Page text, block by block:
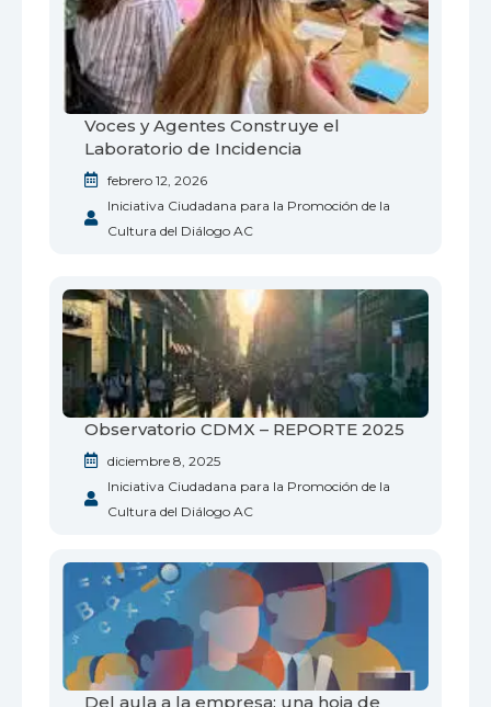
Voces y Agentes Construye el
Laboratorio de Incidencia
febrero 12, 2026
Iniciativa Ciudadana para la Promoción de la
Cultura del Diálogo AC
Observatorio CDMX – REPORTE 2025
diciembre 8, 2025
Iniciativa Ciudadana para la Promoción de la
Cultura del Diálogo AC
Del aula a la empresa: una hoja de